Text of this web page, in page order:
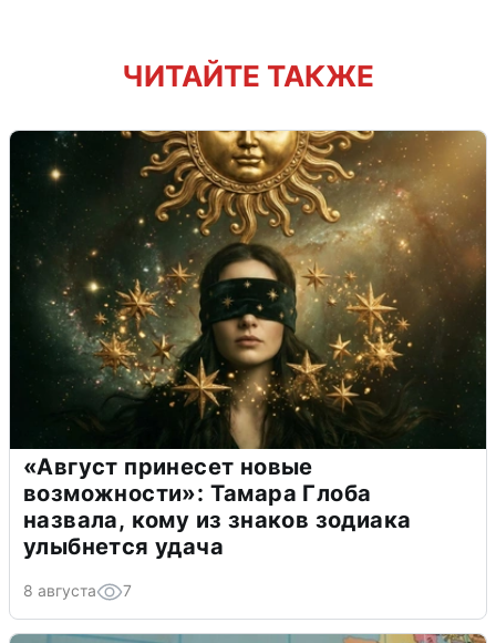
ЧИТАЙТЕ ТАКЖЕ
«Август принесет новые
возможности»: Тамара Глоба
назвала, кому из знаков зодиака
улыбнется удача
8 августа 7